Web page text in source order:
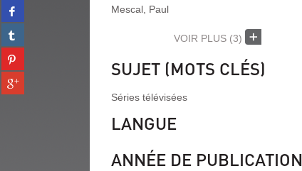
twitter
(Nouvelle
fenêtre)
Partager
sur
facebook
(Nouvelle
fenêtre)
Partager
sur
tumblr
(Nouvelle
fenêtre)
Partager
sur
pinterest
(Nouvelle
Partager
sur
Mescal, Paul
VOIR PLUS (3)
SUJET (MOTS CLÉS)
Séries télévisées
LANGUE
ANNÉE DE PUBLICATION